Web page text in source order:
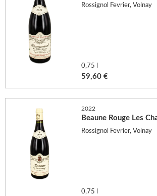
Rossignol Fevrier, Volnay
0,75 l
59,60 €
2022
Beaune Rouge Les
Rossignol Fevrier, Volnay
0,75 l